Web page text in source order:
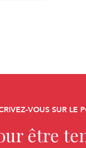
VOUS SUR LE
être